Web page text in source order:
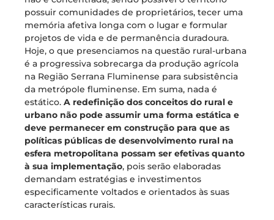
possuir comunidades de proprietários, tecer uma
memória afetiva longa com o lugar e formular
projetos de vida e de permanência duradoura.
Hoje, o que presenciamos na questão rural-urbana
é a progressiva sobrecarga da produção agrícola
na Região Serrana Fluminense para subsistência
da metrópole fluminense. Em suma, nada é
estático. A redefinição dos conceitos do rural e
urbano não pode assumir uma forma estática e
deve permanecer em construção para que as
políticas públicas de desenvolvimento rural na
esfera metropolitana possam ser efetivas quanto
à sua implementação, pois serão elaboradas
demandam estratégias e investimentos
especificamente voltados e orientados às suas
características rurais.